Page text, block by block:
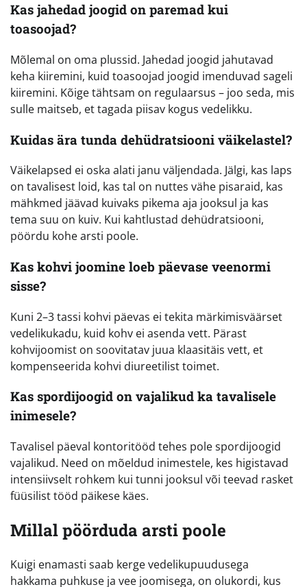
Kas jahedad joogid on paremad kui
toasoojad?
Mõlemal on oma plussid. Jahedad joogid jahutavad
keha kiiremini, kuid toasoojad joogid imenduvad sageli
kiiremini. Kõige tähtsam on regulaarsus – joo seda, mis
sulle maitseb, et tagada piisav kogus vedelikku.
Kuidas ära tunda dehüdratsiooni väikelastel?
Väikelapsed ei oska alati janu väljendada. Jälgi, kas laps
on tavalisest loid, kas tal on nuttes vähe pisaraid, kas
mähkmed jäävad kuivaks pikema aja jooksul ja kas
tema suu on kuiv. Kui kahtlustad dehüdratsiooni,
pöördu kohe arsti poole.
Kas kohvi joomine loeb päevase veenormi
sisse?
Kuni 2–3 tassi kohvi päevas ei tekita märkimisväärset
vedelikukadu, kuid kohv ei asenda vett. Pärast
kohvijoomist on soovitatav juua klaasitäis vett, et
kompenseerida kohvi diureetilist toimet.
Kas spordijoogid on vajalikud ka tavalisele
inimesele?
Tavalisel päeval kontoritööd tehes pole spordijoogid
vajalikud. Need on mõeldud inimestele, kes higistavad
intensiivselt rohkem kui tunni jooksul või teevad rasket
füüsilist tööd päikese käes.
Millal pöörduda arsti poole
Kuigi enamasti saab kerge vedelikupuudusega
hakkama puhkuse ja vee joomisega, on olukordi, kus